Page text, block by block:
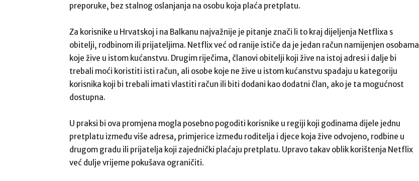
preporuke, bez stalnog oslanjanja na osobu koja plaća pretplatu.
Za korisnike u Hrvatskoj i na Balkanu najvažnije je pitanje znači li to kraj dijeljenja Netflixa s
obitelji, rodbinom ili prijateljima. Netflix već od ranije ističe da je jedan račun namijenjen osobama
koje žive u istom kućanstvu. Drugim riječima, članovi obitelji koji žive na istoj adresi i dalje bi
trebali moći koristiti isti račun, ali osobe koje ne žive u istom kućanstvu spadaju u kategoriju
korisnika koji bi trebali imati vlastiti račun ili biti dodani kao dodatni član, ako je ta mogućnost
dostupna.
U praksi bi ova promjena mogla posebno pogoditi korisnike u regiji koji godinama dijele jednu
pretplatu između više adresa, primjerice između roditelja i djece koja žive odvojeno, rodbine u
drugom gradu ili prijatelja koji zajednički plaćaju pretplatu. Upravo takav oblik korištenja Netflix
već dulje vrijeme pokušava ograničiti.